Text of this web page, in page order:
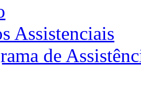
Assistenciais
de